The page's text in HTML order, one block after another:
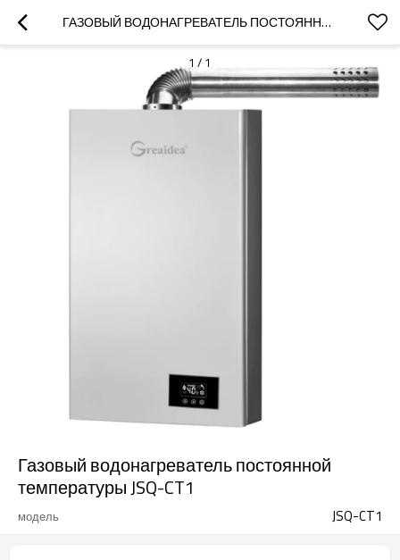
ГАЗОВЫЙ ВОДОНАГРЕВАТЕЛЬ ПОСТОЯННОЙ ТЕМПЕРАТУРЫ JSQ-CT1
1 / 1
Газовый водонагреватель постоянной
температуры JSQ-CT1
модель JSQ-CT1